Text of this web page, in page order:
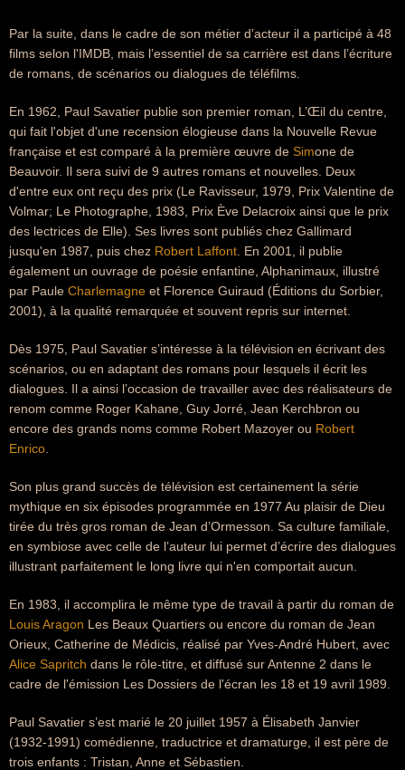
Par la suite, dans le cadre de son métier d’acteur il a participé à 48
films selon l'IMDB, mais l’essentiel de sa carrière est dans l’écriture
de romans, de scénarios ou dialogues de téléfilms.
En 1962, Paul Savatier publie son premier roman, L’Œil du centre,
qui fait l'objet d'une recension élogieuse dans la Nouvelle Revue
française et est comparé à la première œuvre de Simone de
Beauvoir. Il sera suivi de 9 autres romans et nouvelles. Deux
d'entre eux ont reçu des prix (Le Ravisseur, 1979, Prix Valentine de
Volmar; Le Photographe, 1983, Prix Ève Delacroix ainsi que le prix
des lectrices de Elle). Ses livres sont publiés chez Gallimard
jusqu'en 1987, puis chez Robert Laffont . En 2001, il publie
également un ouvrage de poésie enfantine, Alphanimaux, illustré
par Paule Charlemagne et Florence Guiraud (Éditions du Sorbier,
2001), à la qualité remarquée et souvent repris sur internet.
Dès 1975, Paul Savatier s’intéresse à la télévision en écrivant des
scénarios, ou en adaptant des romans pour lesquels il écrit les
dialogues. Il a ainsi l’occasion de travailler avec des réalisateurs de
renom comme Roger Kahane, Guy Jorré, Jean Kerchbron ou
encore des grands noms comme Robert Mazoyer ou Robert
Enrico
Son plus grand succès de télévision est certainement la série
mythique en six épisodes programmée en 1977 Au plaisir de Dieu
tirée du très gros roman de Jean d’Ormesson. Sa culture familiale,
en symbiose avec celle de l’auteur lui permet d’écrire des dialogues
illustrant parfaitement le long livre qui n'en comportait aucun.
En 1983, il accomplira le même type de travail à partir du roman de
Louis Aragon Les Beaux Quartiers ou encore du roman de Jean
Orieux, Catherine de Médicis, réalisé par Yves-André Hubert, avec
Alice Sapritch dans le rôle-titre, et diffusé sur Antenne 2 dans le
cadre de l'émission Les Dossiers de l'écran les 18 et 19 avril 1989.
Paul Savatier s’est marié le 20 juillet 1957 à Élisabeth Janvier
(1932-1991) comédienne, traductrice et dramaturge, il est père de
trois enfants : Tristan, Anne et Sébastien.